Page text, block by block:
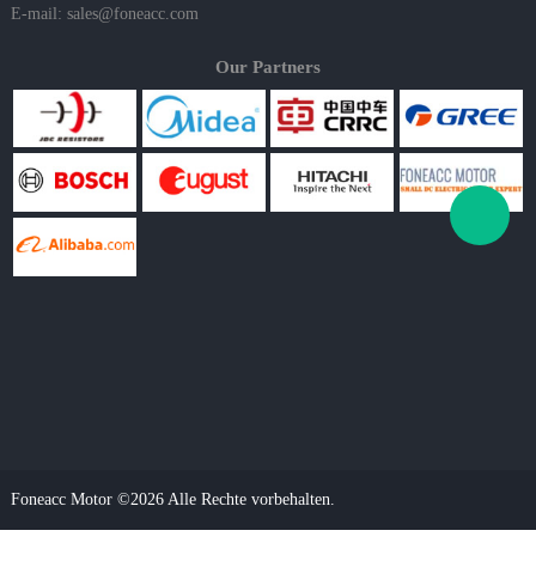
E-mail: sales@foneacc.com
Our Partners
Foneacc Motor ©2026 Alle Rechte vorbehalten.